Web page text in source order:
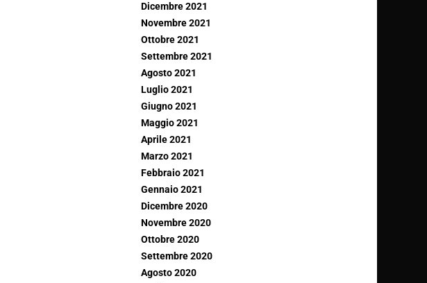
Dicembre 2021
Novembre 2021
Ottobre 2021
Settembre 2021
Agosto 2021
Luglio 2021
Giugno 2021
Maggio 2021
Aprile 2021
Marzo 2021
Febbraio 2021
Gennaio 2021
Dicembre 2020
Novembre 2020
Ottobre 2020
Settembre 2020
Agosto 2020